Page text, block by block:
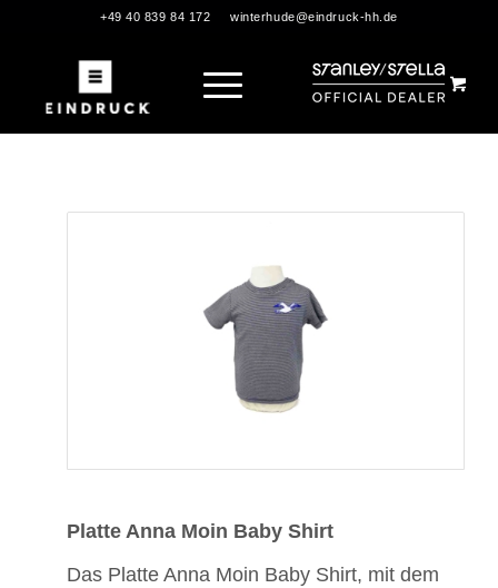
+49 40 839 84 172 winterhude@eindruck-hh.de
Platte Anna Moin Baby Shirt
Das Platte Anna Moin Baby Shirt, mit dem